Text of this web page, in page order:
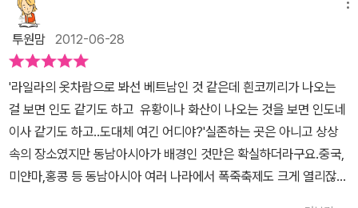
원히 어린애로 남아 있을 것으로 생각하던 아버지 라챈드 역시 마음
의 변화를 겪는다. 라챈드는 사랑하는 딸에게 ‘보편적인 행복’을 찾아
주기 위해 고집했던 것들을 버리고 진정 딸이 원하는 것이 무엇인지,
마음으로 들여다보고 힘껏 응원해 준다. 라일라에게서 장인으로서의
재능을 발견하고 독립적인 존재로서의 딸을 인정하게 된 것이다. 폭
죽 제조를 신성한 예술로 여기고 성실하게 한길만 걸어온 아버지 라
챈드야말로 라일라의 멘토가 되어 진정 그녀가 하고 싶은 일을 도와
줄 수 있을 것이다. 부모가 아니면 누가 자식의 최고의 친구이자 지원
`라일라'는 불의 악마`라즈바니'가 살고 있는 메라피 산으로 홀로 떠
난다. `라일라'는 폭죽 장인이라는 자신의 꿈에 대한 열정이 대단하
다. 아버지의 반대에도 메라피 산에 올라가고 발이 부어오르고 손바
닥에서 피가 흘러도 끝까지 산에 올라가는 걸 멈추지 않는다. 이 책에
서 꿈을 가지고 있는 건 `라일라' 뿐만이 아니다. 딸이 무사하게 돌아
오는 것이 꿈인 라챈드, 사업성공이 꿈인 `램바시와 해적들', 일자리
를 되찾는 것이 꿈인 `출랙', 암컷 코끼리 프랭기패니와 결혼하는 것
이 꿈인 코끼리 '햄릿..'.....모두 작은 꿈들이지만 다 소중하다. 왜냐하
면 '지금은 씨앗 같이 조그마한 꿈이지만 물을 주면 커다란 나무로 성
투원맘 2012-06-28
'라일라의 옷차람으로 봐선 베트남인 것 같은데 흰코끼리가 나오는
걸 보면 인도 같기도 하고 유황이나 화산이 나오는 것을 보면 인도네
이사 같기도 하고..도대체 여긴 어디야?'실존하는 곳은 아니고 상상
속의 장소였지만 동남아시아가 배경인 것만은 확실하더라구요.중국,
미얀마,홍콩 등 동남아시아 여러 나라에서 폭죽축제도 크게 열리잖아